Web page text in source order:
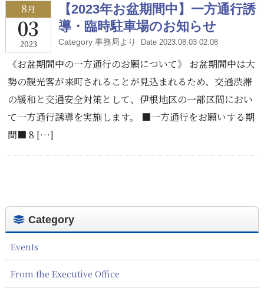
8月
03
2023
【2023年お盆期間中】一方通行誘
導・臨時駐車場のお知らせ
Category 事務局より Date 2023.08.03 02:08
《お盆期間中の一方通行のお願について》 お盆期間中は大
勢の観光客が来町されることが見込まれるため、交通渋滞
の緩和と交通安全対策として、伊根地区の一部区間におい
て一方通行誘導を実施します。 ■一方通行をお願いする期
間■ 8 […]
Category
Events
From the Executive Office